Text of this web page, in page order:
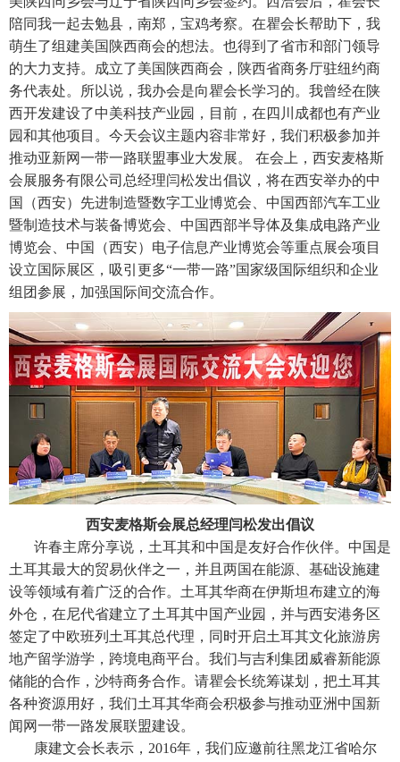
陪同我一起去勉县，南郑，宝鸡考察。在瞿会长帮助下，我
萌生了组建美国陕西商会的想法。也得到了省市和部门领导
的大力支持。成立了美国陕西商会，陕西省商务厅驻纽约商
务代表处。所以说，我办会是向瞿会长学习的。我曾经在陕
西开发建设了中美科技产业园，目前，在四川成都也有产业
园和其他项目。今天会议主题内容非常好，我们积极参加并
推动亚新网一带一路联盟事业大发展。 在会上，西安麦格斯
会展服务有限公司总经理闫松发出倡议，将在西安举办的中
国（西安）先进制造暨数字工业博览会、中国西部汽车工业
暨制造技术与装备博览会、中国西部半导体及集成电路产业
博览会、中国（西安）电子信息产业博览会等重点展会项目
设立国际展区，吸引更多“一带一路”国家级国际组织和企业
组团参展，加强国际间交流合作。
西安麦格斯会展总经理闫松发出倡议
许春主席分享说，土耳其和中国是友好合作伙伴。中国是
土耳其最大的贸易伙伴之一，并且两国在能源、基础设施建
设等领域有着广泛的合作。土耳其华商在伊斯坦布建立的海
外仓，在尼代省建立了土耳其中国产业园，并与西安港务区
签定了中欧班列土耳其总代理，同时开启土耳其文化旅游房
地产留学游学，跨境电商平台。我们与吉利集团威睿新能源
储能的合作，沙特商务合作。请瞿会长统筹谋划，把土耳其
各种资源用好，我们土耳其华商会积极参与推动亚洲中国新
闻网一带一路发展联盟建设。
康建文会长表示，2016年，我们应邀前往黑龙江省哈尔